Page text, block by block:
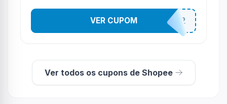
141525852
VER CUPOM
Ver todos os cupons de Shopee